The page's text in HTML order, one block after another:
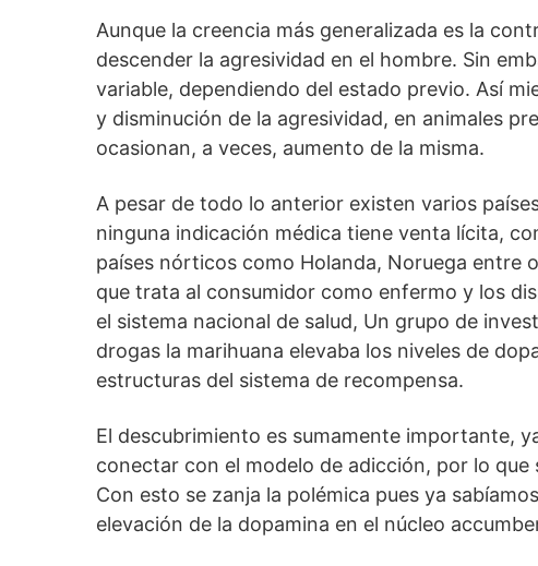
Aunque la creencia más generalizada es la
descender la agresividad en el hombre. Sin
variable, dependiendo del estado previo. Así
y disminución de la agresividad, en animales
ocasionan, a veces, aumento de la misma.
A pesar de todo lo anterior existen varios
ninguna indicación médica tiene venta lícita,
países nórticos como Holanda, Noruega entre
que trata al consumidor como enfermo y los
el sistema nacional de salud, Un grupo de
drogas la marihuana elevaba los niveles de
estructuras del sistema de recompensa.
El descubrimiento es sumamente importante,
conectar con el modelo de adicción, por lo
Con esto se zanja la polémica pues ya
elevación de la dopamina en el núcleo